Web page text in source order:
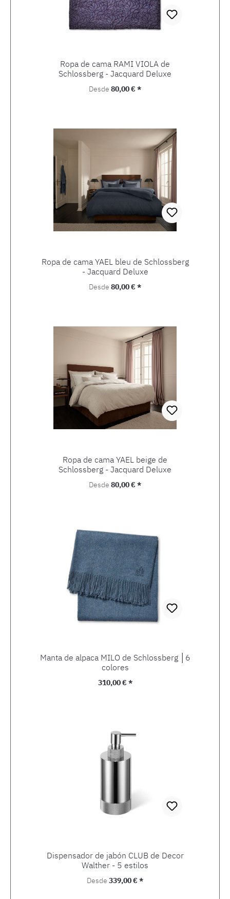
Ropa de cama RAMI VIOLA de
Schlossberg - Jacquard Deluxe
Precio normal:
Desde 80,00 € *
Ropa de cama YAEL bleu de Schlossberg
- Jacquard Deluxe
Precio normal:
Desde 80,00 € *
Ropa de cama YAEL beige de
Schlossberg - Jacquard Deluxe
Precio normal:
Desde 80,00 € *
Manta de alpaca MILO de Schlossberg │6
colores
Precio normal:
310,00 € *
Dispensador de jabón CLUB de Decor
Walther - 5 estilos
Precio normal:
Desde 339,00 € *